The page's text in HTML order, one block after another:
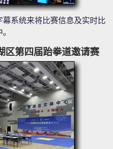
系统来将比赛信息及实时比
区第四届跆拳道邀请赛